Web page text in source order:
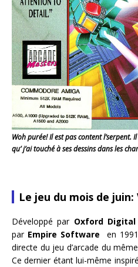
Woh purée! Il est pas content l’serpent.
qu’ j’ai touché à ses dessins dans les
Le jeu du mois de juin:
Développé par Oxford Digital
par Empire Software en
directe du jeu d’arcade du
Ce dernier étant lui-même